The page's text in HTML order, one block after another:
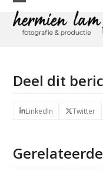
Skip
content
Open
mobile
Close
mobile
Deel dit
LinkedIn Twitter